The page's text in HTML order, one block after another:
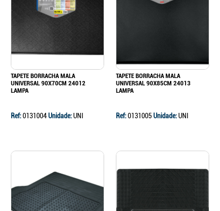
TAPETE BORRACHA MALA
UNIVERSAL 90X70CM 24012
LAMPA
Ref:0131004Unidade:UNI
TAPETE BORRACHA MALA
UNIVERSAL 90X85CM 24013
LAMPA
Ref:0131005Unidade:UNI